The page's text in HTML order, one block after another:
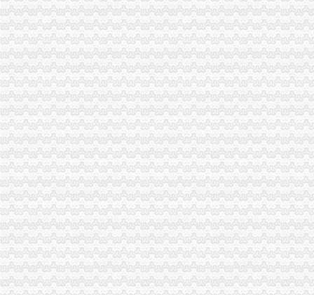
财务记账公司_财务记账厂家_公司黄页-阿里巴巴
百业网_为企业,做推广
爱尔眼科院集团股份有限公司2014年年度报告
重庆渝中区南岸区大渡口区社保代办-钱眼产品
重庆会计记账_会计记账代理公司_财务税务记账_会计记账价格表-重庆
重庆代账公司
会计代账咨询公司企业网站_重庆米卓网络公司
重庆政全工商咨询有限公司---代办工商执照、建筑资质、验资、增
常见问题_重庆工商执照代办-重庆乐享凯信代理记账有限公司
重庆公司代理记账||重庆企业代理记账-联系我们
大账房发布π战略连接小微企业和代账公司_商业频道_凤凰网
南岸区代账公司
【重庆一六八财务咨询有限公司_注册200、代账200、可提供地址！】-
湖北-黄石-商家黄页-网上114
50充值厂家_50充值厂家/公司-阿里巴巴公司黄页
重庆黑向区县延伸：市交管局局长陈洪刚落马
会计代账记账_会计代账记账价格_优质会计代账记账批发/采购商机-
南坪
南坪南路（海德酒店）公交_重庆南坪南路（海德酒店）
重庆南坪长途汽车站客运时刻表-购车网